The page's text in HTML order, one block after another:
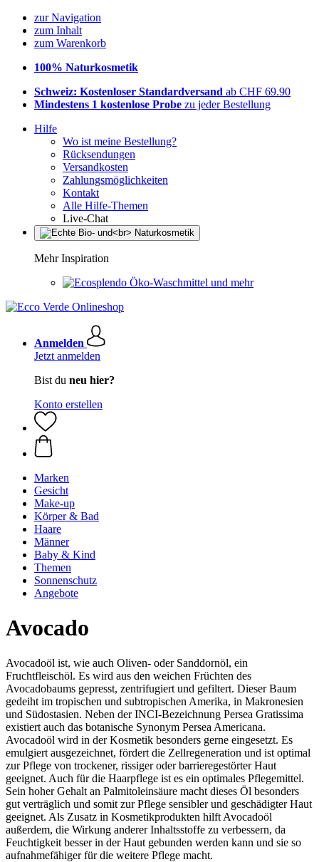
zur Navigation
zum Inhalt
zum Warenkorb
100% Naturkosmetik
Schweiz: Kostenloser Standardversand ab CHF 69.90
Mindestens 1 kostenlose Probe zu jeder Bestellung
Hilfe
Wo ist meine Bestellung?
Rücksendungen
Versandkosten
Zahlungsmöglichkeiten
Kontakt
Alle Hilfe-Themen
Live-Chat
Mehr Inspiration
Öko-Waschmittel und mehr
Anmelden
Jetzt anmelden
Bist du neu hier?
Konto erstellen
Marken
Gesicht
Make-up
Körper & Bad
Haare
Männer
Baby & Kind
Themen
Sonnenschutz
Angebote
Avocado
Avocadoöl ist, wie auch Oliven- oder Sanddornöl, ein
Fruchtfleischöl. Es wird aus den weichen Früchten des
Avocadobaums gepresst, zentrifugiert und gefiltert. Dieser Baum
gedeiht im tropischen und subtropischen Amerika, in Makronesien
und Südostasien. Neben der INCI-Bezeichnung Persea Gratissima
existiert auch das botanische Synonym Persea Americana.
Avocadoöl wird in der Kosmetik besonders gerne eingesetzt. Es
emulgiert ausgezeichnet, fördert die Zellregeneration und ist optimal
zur Pflege von trockener, rissiger oder barrieregestörter Haut
geeignet. Auch für die Haarpflege ist es ein optimales Pflegemittel.
Sein hoher Gehalt an Palmitoleinsäure macht dieses Öl besonders
gut verträglich und somit zur Pflege sensibler und geschädigter Haut
geeignet. Als Zusatz in Kosmetikprodukten hilft Avocadoöl
außerdem, die Wirkung anderer Inhaltsstoffe zu verbessern, da
Feuchtigkeit besser in der Haut gebunden werden kann und sie so
aufnahmefähiger für die weitere Pflege macht.